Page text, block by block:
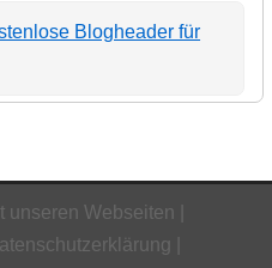
Blogheader für
unseren Webseiten